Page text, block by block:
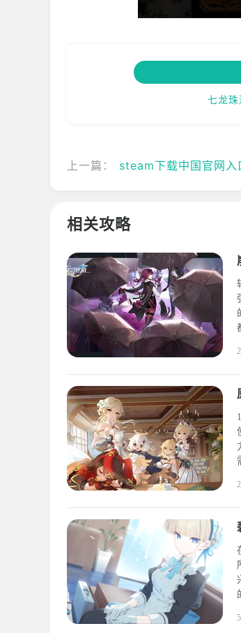
七龙
上一篇： steam下载中国官网入口运行卡
相关攻略